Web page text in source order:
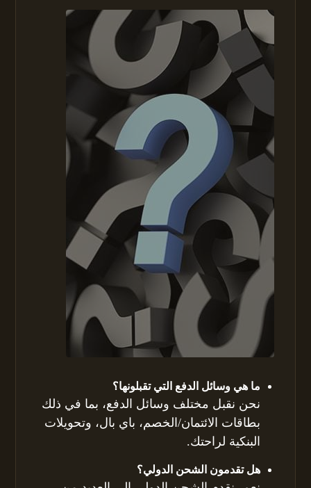
ما هي وسائل الدفع التي تقبلونها؟
نحن نقبل مختلف وسائل الدفع، بما في ذلك
بطاقات الائتمان/الخصم، باي بال، وتحويلات
البنكية لراحتك.
هل تقدمون الشحن الدولي؟